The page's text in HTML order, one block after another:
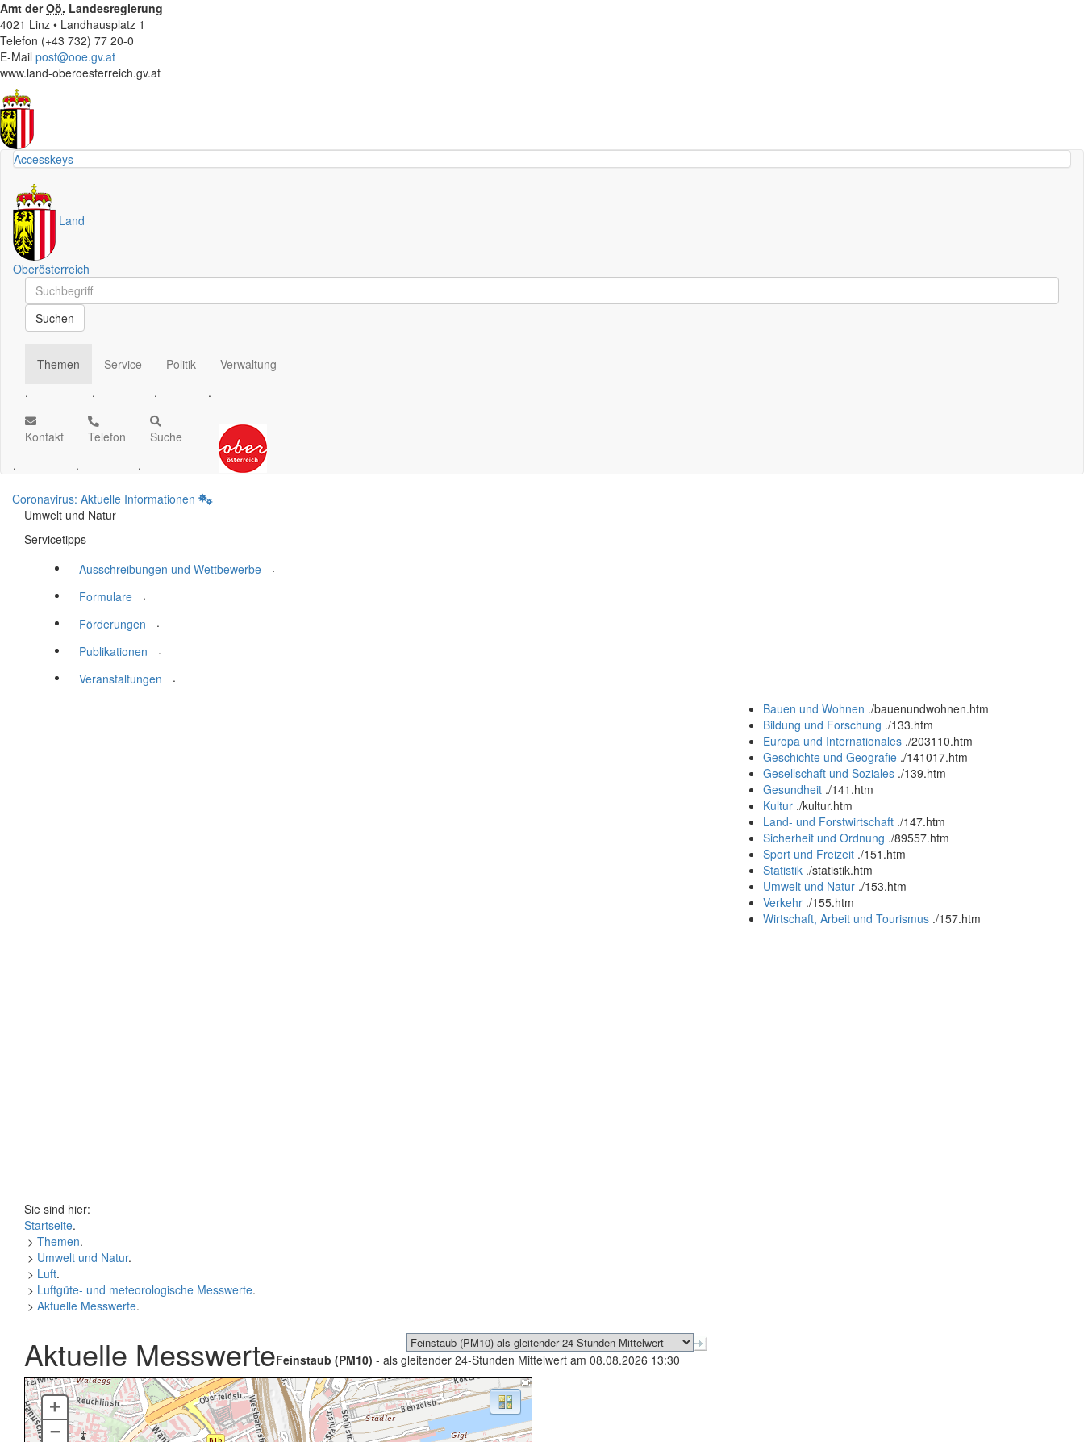
Amt derOö. Landesregierung
4021 Linz • Landhausplatz 1
Telefon (+43 732) 77 20-0
E-Mail post@ooe.gv.at
www.land-oberoesterreich.gv.at
Accesskeys
Land
Oberösterreich
Schnellsuche
Schnellsuche
Suchen
Themen
.
Service
.
Politik
.
Verwaltung
.
Kontakt
.
Telefon
.
Suche
.
Coronavirus: Aktuelle Informationen
Umwelt und Natur
Servicetipps
Ausschreibungen und Wettbewerbe
.
Formulare
.
Förderungen
.
Publikationen
.
Veranstaltungen
.
Bauen und Wohnen ./bauenundwohnen.htm
Bildung und Forschung ./133.htm
Europa und Internationales ./203110.htm
Geschichte und Geografie ./141017.htm
Gesellschaft und Soziales ./139.htm
Gesundheit ./141.htm
Kultur ./kultur.htm
Land- und Forstwirtschaft ./147.htm
Sicherheit und Ordnung ./89557.htm
Sport und Freizeit ./151.htm
Statistik ./statistik.htm
Umwelt und Natur ./153.htm
Verkehr ./155.htm
Wirtschaft, Arbeit und Tourismus ./157.htm
Sie sind hier:
Startseite.
> Themen.
> Umwelt und Natur.
> Luft.
> Luftgüte- und meteorologische Messwerte.
> Aktuelle Messwerte.
Aktuelle MesswerteFeinstaub (PM10) - als gleitender 24-Stunden Mittelwert am 08.08.2026 13:30
+
–